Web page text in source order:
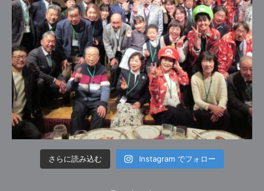
さらに読み込む Instagram でフォロー